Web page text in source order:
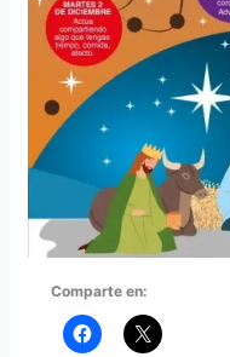
Comparte en: